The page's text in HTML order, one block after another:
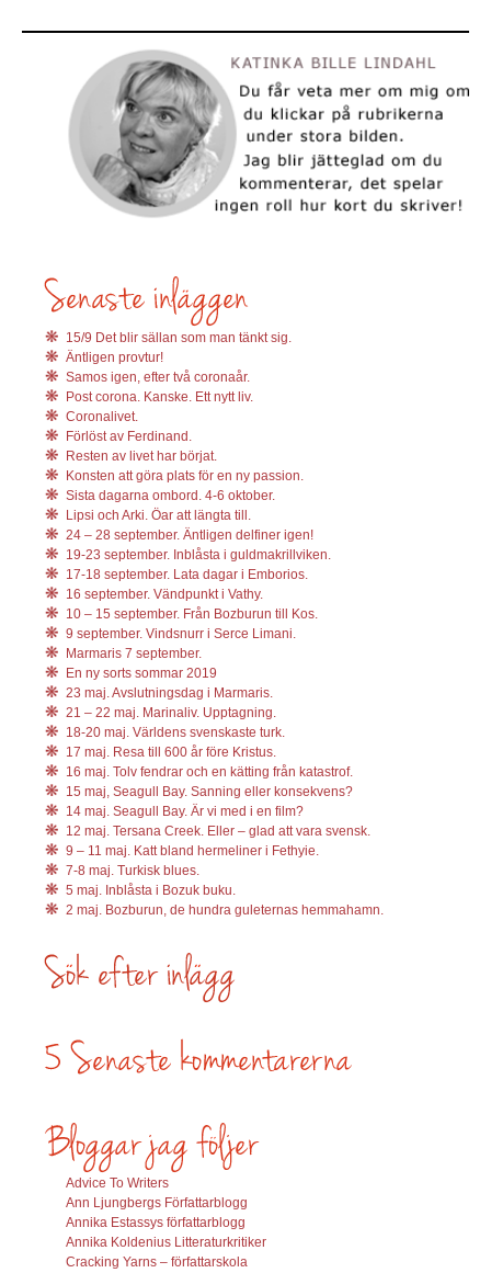
15/9 Det blir sällan som man tänkt sig.
Äntligen provtur!
Samos igen, efter två coronaår.
Post corona. Kanske. Ett nytt liv.
Coronalivet.
Förlöst av Ferdinand.
Resten av livet har börjat.
Konsten att göra plats för en ny passion.
Sista dagarna ombord. 4-6 oktober.
Lipsi och Arki. Öar att längta till.
24 – 28 september. Äntligen delfiner igen!
19-23 september. Inblåsta i guldmakrillviken.
17-18 september. Lata dagar i Emborios.
16 september. Vändpunkt i Vathy.
10 – 15 september. Från Bozburun till Kos.
9 september. Vindsnurr i Serce Limani.
Marmaris 7 september.
En ny sorts sommar 2019
23 maj. Avslutningsdag i Marmaris.
21 – 22 maj. Marinaliv. Upptagning.
18-20 maj. Världens svenskaste turk.
17 maj. Resa till 600 år före Kristus.
16 maj. Tolv fendrar och en kätting från katastrof.
15 maj, Seagull Bay. Sanning eller konsekvens?
14 maj. Seagull Bay. Är vi med i en film?
12 maj. Tersana Creek. Eller – glad att vara svensk.
9 – 11 maj. Katt bland hermeliner i Fethyie.
7-8 maj. Turkisk blues.
5 maj. Inblåsta i Bozuk buku.
2 maj. Bozburun, de hundra guleternas hemmahamn.
Advice To Writers
Ann Ljungbergs Författarblogg
Annika Estassys författarblogg
Annika Koldenius Litteraturkritiker
Cracking Yarns – författarskola